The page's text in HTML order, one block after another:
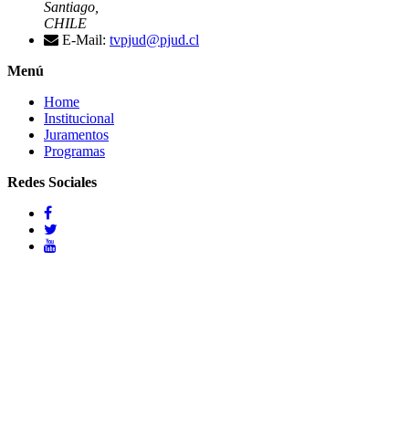
Santiago,
CHILE
E-Mail: tvpjud@pjud.cl
Menú
Home
Institucional
Juramentos
Programas
Redes Sociales